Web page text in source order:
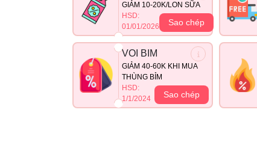
GIẢM 10-20K/LON SỮA
HSD:
01/01/2026
Sao chép
VOI BIM
GIẢM 40-60K KHI MUA
THÙNG BỈM
HSD:
1/1/2024
Sao chép